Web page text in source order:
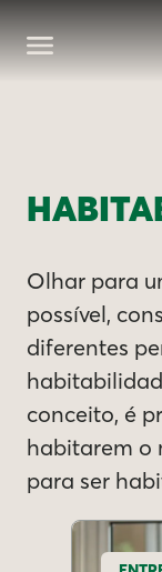
Olhar para
possível,
diferentes
conceito, é
habitarem o
para ser